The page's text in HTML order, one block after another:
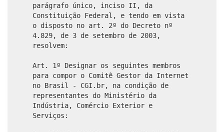
parágrafo único, inciso II, da
Constituição Federal, e tendo em vista
o disposto no art. 2º do Decreto nº
4.829, de 3 de setembro de 2003,
resolvem:
Art. 1º Designar os seguintes membros
para compor o Comitê Gestor da Internet
no Brasil - CGI.br, na condição de
representantes do Ministério da
Indústria, Comércio Exterior e
Serviços: